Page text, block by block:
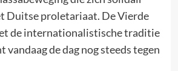
Duitse proletariaat. De Vierde
de internationalistische traditie
vandaag de dag nog steeds tegen